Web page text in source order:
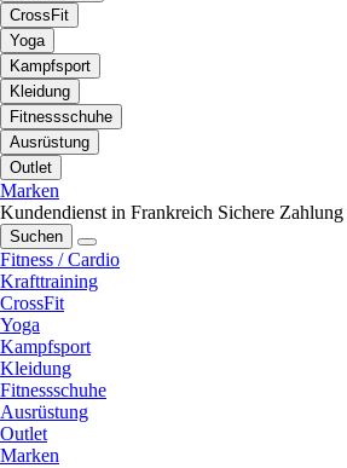
CrossFit
Yoga
Kampfsport
Kleidung
Fitnessschuhe
Ausrüstung
Outlet
Marken
Kundendienst in Frankreich Sichere Zahlung
Suchen
Fitness / Cardio
Krafttraining
CrossFit
Yoga
Kampfsport
Kleidung
Fitnessschuhe
Ausrüstung
Outlet
Marken